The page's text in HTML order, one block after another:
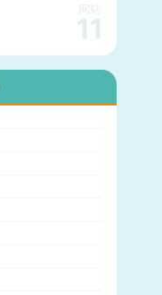
网站
11